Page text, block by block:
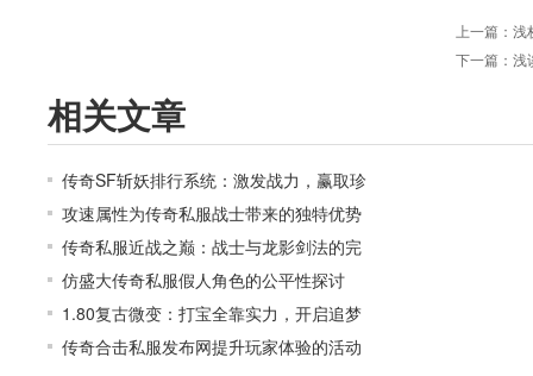
上一篇： 浅
下一篇： 浅
相关文章
传奇SF斩妖排行系统：激发战力，赢取珍
攻速属性为传奇私服战士带来的独特优势
传奇私服近战之巅：战士与龙影剑法的完
仿盛大传奇私服假人角色的公平性探讨
1.80复古微变：打宝全靠实力，开启追梦
传奇合击私服发布网提升玩家体验的活动